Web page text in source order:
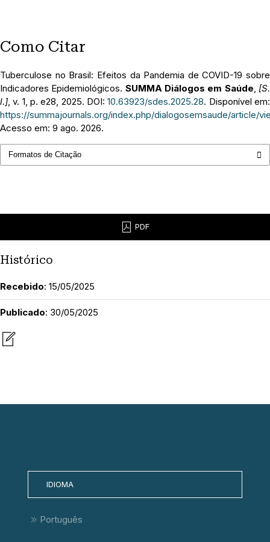
Como Citar
Tuberculose no Brasil: Efeitos da Pandemia de COVID-19 sobre
Indicadores Epidemiológicos. SUMMA Diálogos em Saúde, [S.
l.], v. 1, p. e28, 2025. DOI:10.63923/sdes.2025.28. Disponível em:
https://summajournals.org/index.php/dialogosemsaude/article/
Acesso em: 9 ago. 2026.
Formatos de Citação
PDF
Histórico
Recebido: 15/05/2025
Publicado: 30/05/2025
IDIOMA
Português